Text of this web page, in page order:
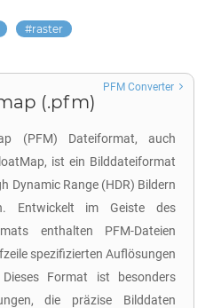
raster
(.pfm)
(PFM) Dateiformat, auch
ist ein Bilddateiformat
Dynamic Range (HDR) Bildern
Entwickelt im Geiste des
enthalten PFM-Dateien
spezifizierten Auflösungen
Dieses Format ist besonders
die präzise Bilddaten
PFM Converter